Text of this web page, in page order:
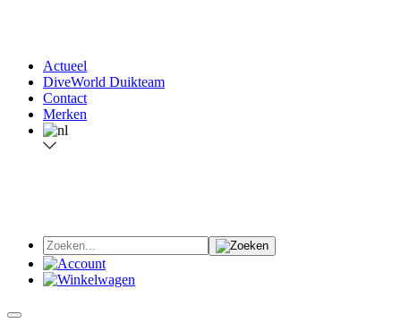
Actueel
DiveWorld Duikteam
Contact
Merken